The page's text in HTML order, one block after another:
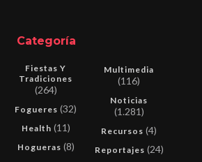
Categoría
Fiestas Y
Tradiciones
(264)
Fogueres (32)
Health (11)
Hogueras (8)
Multimedia
(116)
Noticias
(1.281)
Recursos (4)
Reportajes (24)